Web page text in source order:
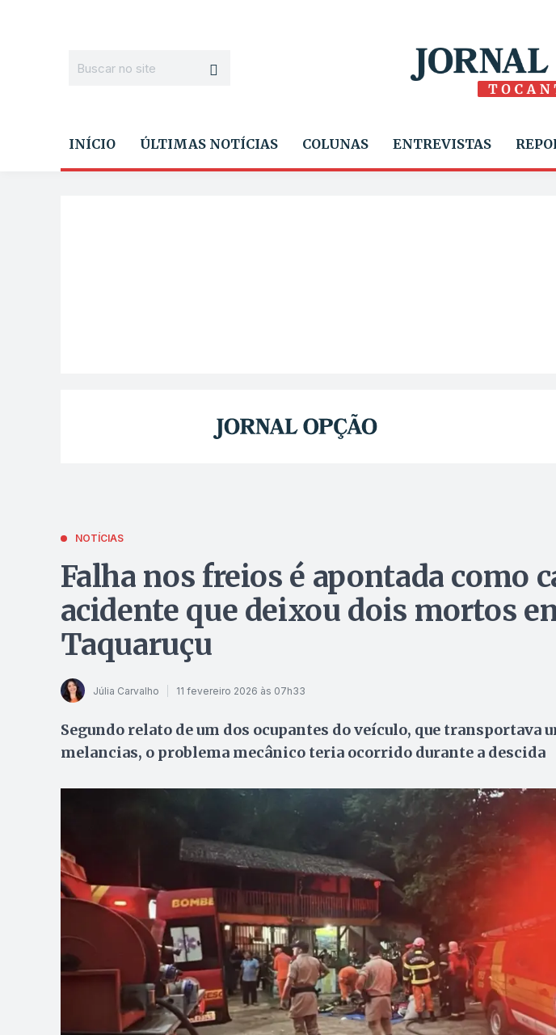
INÍCIO ÚLTIMAS NOTÍCIAS COLUNAS ENTREVISTAS
NOTÍCIAS
Falha nos freios é apontada como
acidente que deixou dois mortos
Taquaruçu
Júlia Carvalho 11 fevereiro 2026 às 07h33
Segundo relato de um dos ocupantes do veículo, que transportava
melancias, o problema mecânico teria ocorrido durante a descida